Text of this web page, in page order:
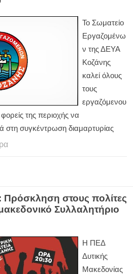
Το Σωματείο
Εργαζομένω
ν της ΔΕΥΑ
Κοζάνης
καλεί όλους
τους
εργαζόμενου
της περιοχής να
στη συγκέντρωση διαμαρτυρίας
στους πολίτες
Συλλαλητήριο
Η ΠΕΔ
Δυτικής
Μακεδονίας